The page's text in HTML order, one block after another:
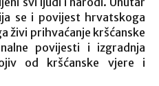
se i povijest hrvatskoga
živi prihvaćanje kršćanske
povijesti i izgradnja
od kršćanske vjere i